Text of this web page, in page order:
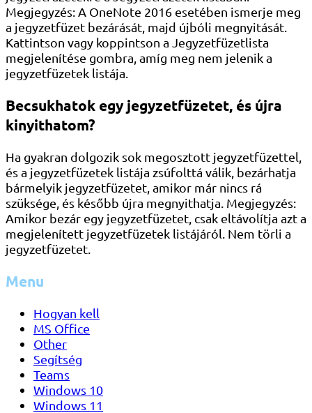
Megjegyzés: A OneNote 2016 esetében ismerje meg
a jegyzetfüzet bezárását, majd újbóli megnyitását.
Kattintson vagy koppintson a Jegyzetfüzetlista
megjelenítése gombra, amíg meg nem jelenik a
jegyzetfüzetek listája.
Becsukhatok egy jegyzetfüzetet, és újra
kinyithatom?
Ha gyakran dolgozik sok megosztott jegyzetfüzettel,
és a jegyzetfüzetek listája zsúfolttá válik, bezárhatja
bármelyik jegyzetfüzetet, amikor már nincs rá
szüksége, és később újra megnyithatja. Megjegyzés:
Amikor bezár egy jegyzetfüzetet, csak eltávolítja azt a
megjelenített jegyzetfüzetek listájáról. Nem törli a
jegyzetfüzetet.
Menu
Hogyan kell
MS Office
Other
Segítség
Teams
Windows 10
Windows 11